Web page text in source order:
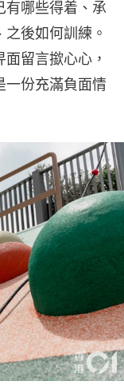
有哪些得着、承
後如何訓練。
留言撳心心，
一份充滿負面情